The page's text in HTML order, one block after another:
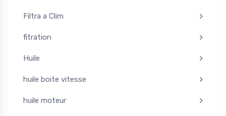
Filtra a Clim
fitration
Huile
huile boite vitesse
huile moteur